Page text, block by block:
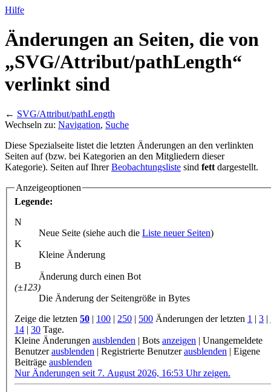
Hilfe
Änderungen an Seiten, die von
„SVG/Attribut/pathLength“
verlinkt sind
← SVG/Attribut/pathLength
Wechseln zu: Navigation, Suche
Diese Spezialseite listet die letzten Änderungen an den verlinkten
Seiten auf (bzw. bei Kategorien an den Mitgliedern dieser
Kategorie). Seiten auf IhrerBeobachtungsliste sind fett dargestellt.
Anzeigeoptionen
Legende:
N
Neue Seite (siehe auch die Liste neuer Seiten)
K
Kleine Änderung
B
Änderung durch einen Bot
(±123)
Die Änderung der Seitengröße in Bytes
Zeige die letzten 50 100 250 500 Änderungen der letzten 1 3
14
30 Tage.
Kleine Änderungen ausblenden Bots anzeigen
Unangemeldete
Benutzerausblenden Registrierte Benutzerausblenden
Eigene
Beiträge ausblenden
Nur Änderungen seit 7. August 2026, 16:53 Uhr zeigen.